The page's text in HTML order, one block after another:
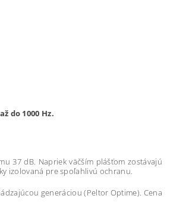
do 1000 Hz.
37 dB. Napriek väčším plášťom zostávajú
izolovaná pre spoľahlivú ochranu.
generáciou (Peltor Optime). Cena